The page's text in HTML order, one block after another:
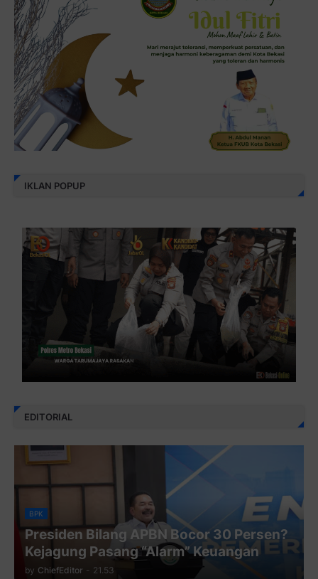
IKLAN POPUP
EDITORIAL
BPK
Presiden Bilang APBN Bocor 30 Persen?
Kejagung Pasang “Alarm” Keuangan
by ChiefEditor - 21.53